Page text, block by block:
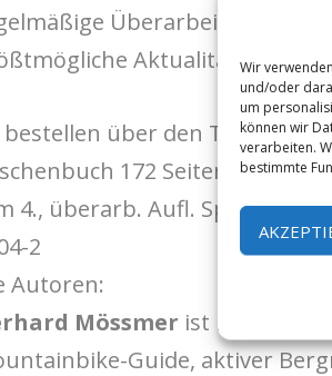
Wir
und/oder
um
können wir
verarbeiten.
bestimmte
Überarbeitung im
Aktualität.
bestellen über den Tyrolia-
172 Seiten;
4., überarb. Aufl. Sprache
2
Autoren:
Mössmer ist Berg- und
Guide, aktiver